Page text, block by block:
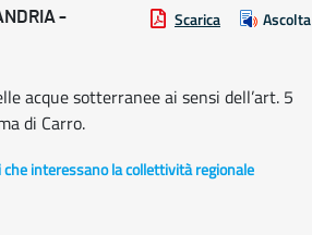
-
Scarica Ascolta
acque sotterranee ai sensi dell’art. 5
di Carro.
interessano la collettività regionale